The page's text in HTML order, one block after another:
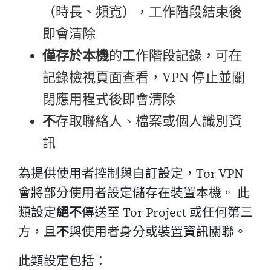
（時長、頻寬），工作階段結束後
即會清除
僅存於本機的工作階段記錄，可在
記錄檢視頁面查看，VPN 停止並關
閉應用程式後即會清除
不存取聯絡人、檔案或個人識別資
訊
為提供使用者控制與自訂設定，Tor VPN
會將部分使用者設定儲存在裝置本機。 此
類設定絕不傳送至 Tor Project 或任何第三
方，且不與使用者身分或裝置資訊關聯。
此類設定包括：